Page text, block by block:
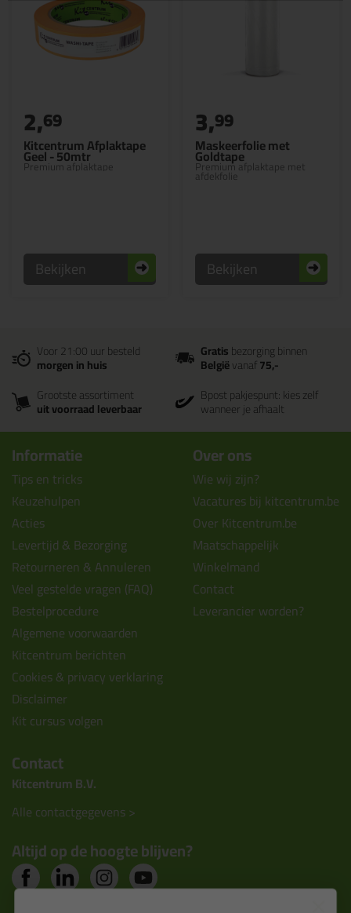
Kitcentrum Afplaktape
Geel - 50mtr
Premium afplaktape
2,69
Bekijken
Maskeerfolie met
Goldtape
Premium afplaktape met
afdekfolie
3,99
Bekijken
Voor 21:00 uur besteld
morgen in huis
Gratisbezorging binnen
Belgiëvanaf75,-
Grootste assortiment
uit voorraad leverbaar
Bpost pakjespunt: kies zelf
wanneer je afhaalt
Informatie
Tips en tricks
Keuzehulpen
Acties
Levertijd & Bezorging
Retourneren & Annuleren
Veel gestelde vragen (FAQ)
Bestelprocedure
Algemene voorwaarden
Kitcentrum berichten
Cookies & privacy verklaring
Disclaimer
Kit cursus volgen
Over ons
Wie wij zijn?
Vacatures bij kitcentrum.be
Over Kitcentrum.be
Maatschappelijk
Winkelmand
Contact
Leverancier worden?
Contact
Kitcentrum B.V.
Alle contactgegevens >
Altijd op de hoogte blijven?